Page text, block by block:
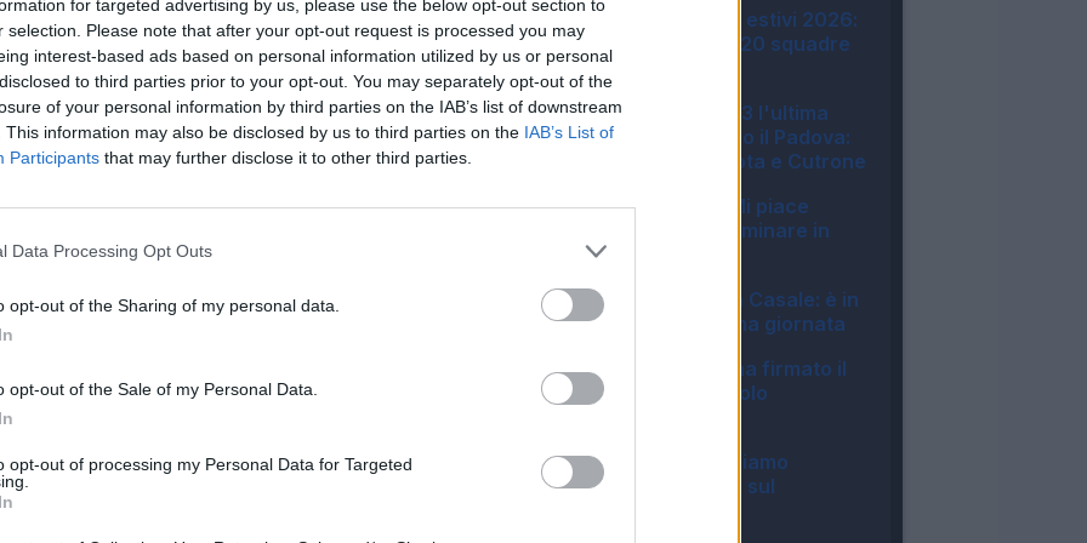
for targeted advertising by us, please use the below opt-out section to
selection. Please note that after your opt-out request is processed you may
interest-based ads based on personal information utilized by us or personal
to third parties prior to your opt-out. You may separately opt-out of the
of your personal information by third parties on the IAB’s list of downstream
This information may also be disclosed by us to third parties on the IAB’s List of
Participants that may further disclose it to other third parties.
Data Processing Opt Outs
opt-out of the Sharing of my personal data.
opt-out of the Sale of my Personal Data.
opt-out of processing my Personal Data for Targeted
Partite a voto
Media Voto
-
Amichevoli e ritiri estivi 2026:
tutte le info sulle 20 squadre
di Serie A
22:51
Monza, finisce 3-3 l'ultima
amichevole contro il Padova:
in gol Pessina, Mota e Cutrone
Milan, Jashari: "Mi piace
Amorim, vuole dominare in
mezzo al campo"
Bologna, si ferma Casale: è in
dubbio per la prima giornata
Roma, Pellegrini ha firmato il
rinnovo: manca solo
Inter, Chivu: "Abbiamo
bisogno di minuti, sul